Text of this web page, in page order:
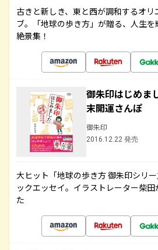
古きと新しき、東と西が調和するオリ
ブ。「地球の歩き方」が贈る、人生
絶景集！
御朱印はじめ
末開運さんぽ
御朱印
2016.12.22 発売
大ヒット「地球の歩き方 御朱印シリ
ックエッセイ。イラストレーター柴
た